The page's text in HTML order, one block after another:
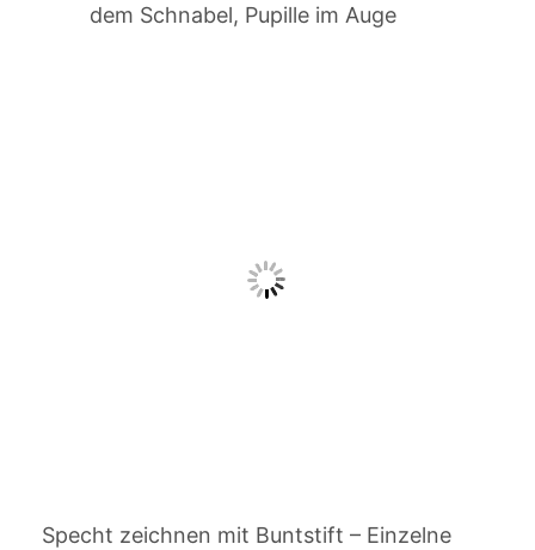
dem Schnabel, Pupille im Auge
Specht zeichnen mit Buntstift – Einzelne